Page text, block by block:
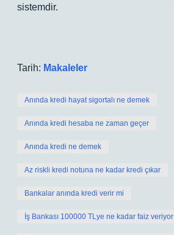
sistemdir.
Tarih: Makaleler
Anında kredi hayat sigortalı ne demek
Anında kredi hesaba ne zaman geçer
Anında kredi ne demek
Az riskli kredi notuna ne kadar kredi çıkar
Bankalar anında kredi verir mi
İş Bankası 100000 TLye ne kadar faiz veriyor